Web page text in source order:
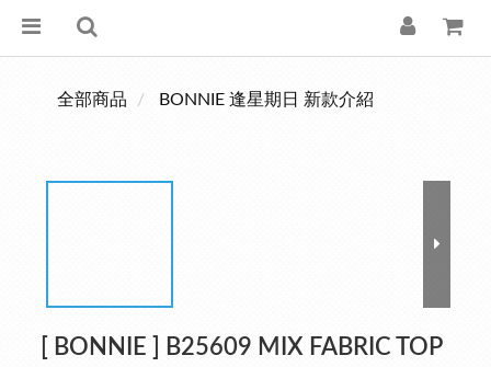
全部商品 BONNIE 逢星期日 新款介紹
[ BONNIE ] B25609 MIX FABRIC TOP